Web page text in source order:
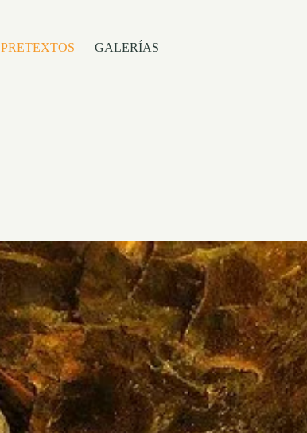
PRETEXTOS GALERÍAS